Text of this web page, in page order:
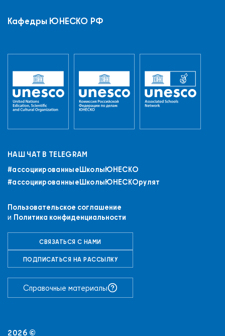
+7 (843) 294-83-44
РЕГИСТРАЦИЯ
ПРИСОЕДИНИТЬСЯ К СЕТИ
Кафедры ЮНЕСКО РФ
НАШ ЧАТ В TELEGRAM
#ассоциированныеШколыЮНЕСКO
#ассоциированныеШколыЮНЕСКОрулят
Пользовательское соглашение
и Политика конфиденциальности
СВЯЗАТЬСЯ С НАМИ
ПОДПИСАТЬСЯ НА РАССЫЛКУ
Справочные материалы